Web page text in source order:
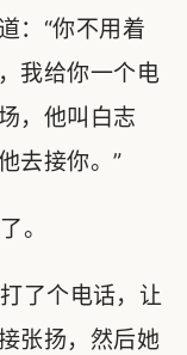
：“你不用着
我给你一个电
，他叫白志
去接你。”
。
了个电话，让
张扬，然后她